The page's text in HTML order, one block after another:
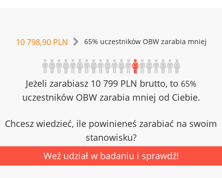
10 798,90 PLN 65% uczestników OBW zarabia mniej
Jeżeli zarabiasz 10 799 PLN brutto, to 65%
uczestników OBW zarabia mniej od Ciebie.
Chcesz wiedzieć, ile powinieneś zarabiać na swoim
stanowisku?
Weź udział w badaniu i sprawdź!